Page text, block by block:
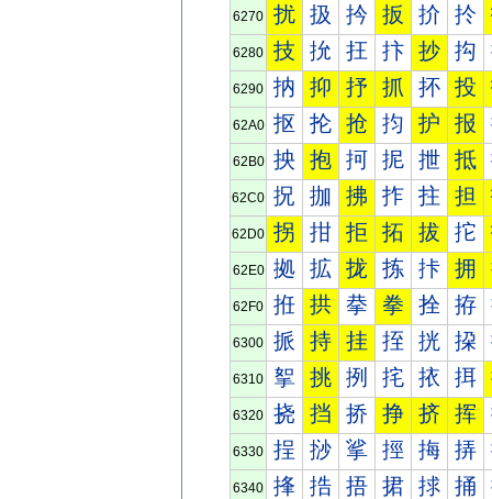
6270 扰 扱 扲 扳 扴 扵
6280 技 抁 抂 抃 抄 抅
6290 抐 抑 抒 抓 抔 投
62A0 抠 抡 抢 抣 护 报
62B0 抰 抱 抲 抳 抴 抵
62C0 拀 拁 拂 拃 拄 担
62D0 拐 拑 拒 拓 拔 拕
62E0 拠 拡 拢 拣 拤 拥
62F0 拰 拱 拲 拳 拴 拵
6300 挀 持 挂 挃 挄 挅
6310 挐 挑 挒 挓 挔 挕
6320 挠 挡 挢 挣 挤 挥
6330 挰 挱 挲 挳 挴 挵
6340 捀 捁 捂 捃 捄 捅